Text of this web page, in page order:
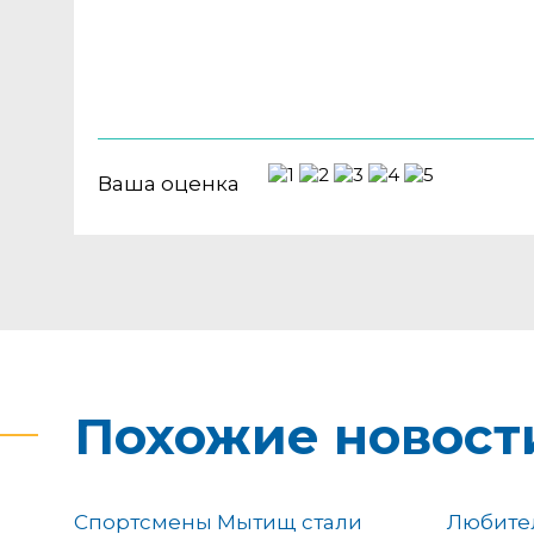
Ваша оценка
Похожие
Спортсмены Мытищ стали